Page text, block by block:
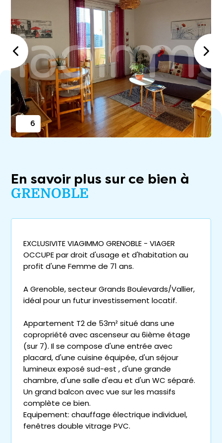
6
En savoir plus sur ce bien à
GRENOBLE
EXCLUSIVITE VIAGIMMO GRENOBLE - VIAGER
OCCUPE par droit d'usage et d'habitation au
profit d'une Femme de 71 ans.
A Grenoble, secteur Grands Boulevards/Vallier,
idéal pour un futur investissement locatif.
Appartement T2 de 53m² situé dans une
copropriété avec ascenseur au 6ième étage
(sur 7). Il se compose d'une entrée avec
placard, d'une cuisine équipée, d'un séjour
lumineux exposé sud-est , d'une grande
chambre, d'une salle d'eau et d'un WC séparé.
Un grand balcon avec vue sur les massifs
complète ce bien.
Equipement: chauffage électrique individuel,
fenêtres double vitrage PVC.